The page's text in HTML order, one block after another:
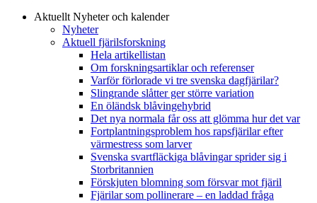
Aktuellt Nyheter och kalender
Nyheter
Aktuell fjärilsforskning
Hela artikellistan
Om forskningsartiklar och referenser
Varför förlorade vi tre svenska dagfjärilar?
Slingrande slåtter ger större variation
En öländsk blåvingehybrid
Det nya normala får oss att glömma hur det var
Fortplantningsproblem hos rapsfjärilar efter
värmestress som larver
Svenska svartfläckiga blåvingar sprider sig i
Storbritannien
Förskjuten blomning som försvar mot fjäril
Fjärilar som pollinerare – en laddad fråga